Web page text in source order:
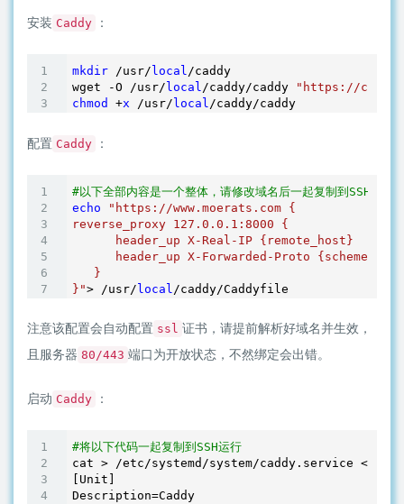
安装 Caddy ：
mkdir /usr/ local/caddy
wget -O /usr/ local/caddy/caddy
"https://
chmod
+x /usr/ local
配置 Caddy ：
#以下全部内容是一个整体，请修改域名后一起复制到SSH运行
echo
"https://www.moerats.com {
reverse_proxy 127.0.0.1:8000 {
      header_up X-Real-IP {remote_host}
      header_up X-Forwarded-Proto {scheme}
   }
}"> /usr/local
注意该配置会自动配置 ssl 证书，请提前解析好域名并生效，
且服务器 80/443 端口为开放状态，不然绑定会出错。
启动 Caddy ：
#将以下代码一起复制到SSH运行
cat > /etc/systemd/system/caddy.service <<EOF
[Unit]
Description=Caddy